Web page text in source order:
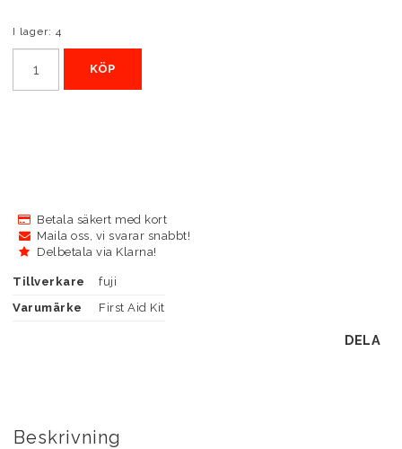
I lager: 4
KÖP
Betala säkert med kort
Maila oss, vi svarar snabbt!
Delbetala via Klarna!
Tillverkare
fuji
Varumärke
First Aid Kit
DELA
Beskrivning